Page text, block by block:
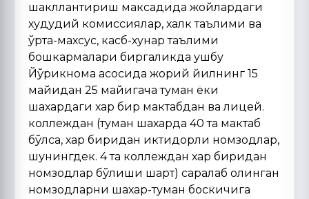
шакллантириш максадида жойлардаги
худудий комиссиялар, халк таълими ва
ўрта-махсус, касб-хунар таълими
бошкармалари биргаликда ушбу
Йўрикнома асосида жорий йилнинг 15
майидан 25 майигача туман ёки
шахардаги хар бир мактабдан ва лицей.
коллеждан (туман шахарда 40 та мактаб
бўлса, хар биридан иктидорли номзодлар,
шунингдек. 4 та коллеждан хар биридан
номзодлар бўлиши шарт) саралаб олинган
номзодларни шахар-туман боскичига